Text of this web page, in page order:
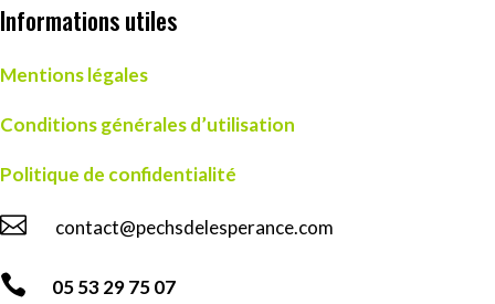
Informations utiles
Mentions légales
Conditions générales d’utilisation
Politique de confidentialité
 contact@pechsdelesperance.com
 05 53 29 75 07